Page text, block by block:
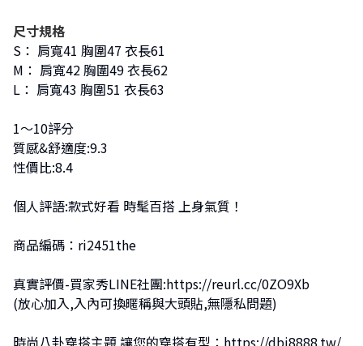
尺寸規格
S： 肩寬41 胸圍47 衣長61
M： 肩寬42 胸圍49 衣長62
L： 肩寬43 胸圍51 衣長63
1～10評分
質感&舒適度:9.3
性價比:8.4
個人評語:款式好看 時髦百搭 上身氣質！
商品編碼：ri2451the
真實評價-買家秀LINE社團:https://reurl.cc/0ZO9Xb
(放心加入,入內可換暱稱與大頭貼,無隱私問題)
時尚八卦穿搭主題 讓您的穿搭有型： https://dbj8888.tw/